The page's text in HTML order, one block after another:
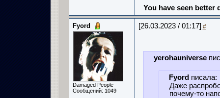
You have seen better
Fyord
Damaged People
Сообщений: 1049
[26.03.2023 / 01:17] #
yerohauniverse
Fyord писала:
Даже
почему-то